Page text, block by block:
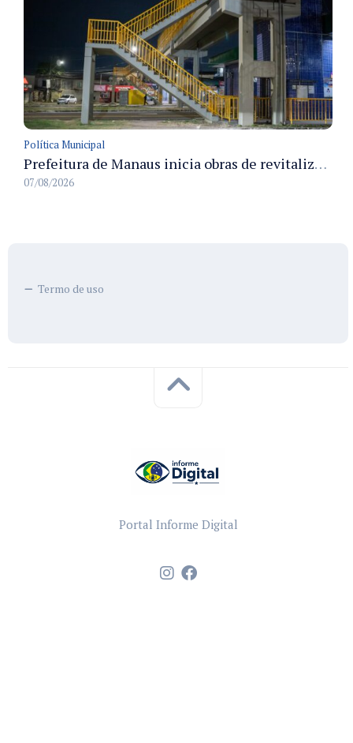
Política Municipal
Prefeitura de Manaus inicia obras de revitalização na passarela Max Teixeira para ampliar segurança e mobilidade urbana
07/08/2026
Termo de uso
Portal Informe Digital